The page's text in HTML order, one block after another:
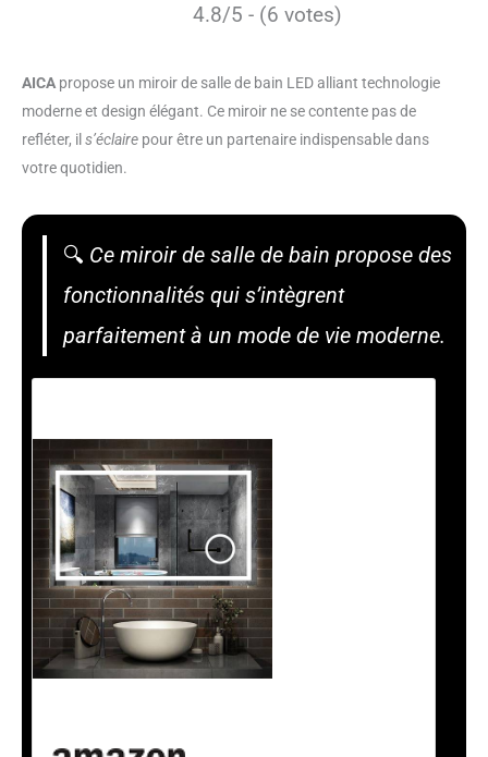
4.8/5 - (6 votes)
AICA propose un miroir de salle de bain LED alliant technologie
moderne et design élégant. Ce miroir ne se contente pas de
refléter, il s’éclaire pour être un partenaire indispensable dans
votre quotidien.
🔍 Ce miroir de salle de bain propose des
fonctionnalités qui s’intègrent
parfaitement à un mode de vie moderne.